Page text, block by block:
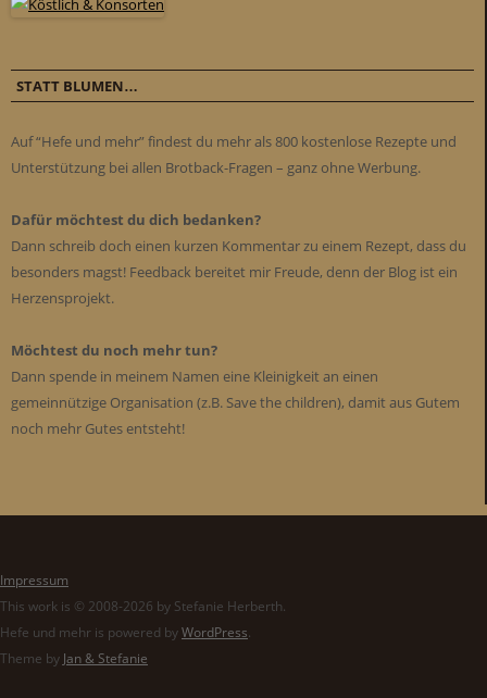
STATT BLUMEN…
Auf “Hefe und mehr” findest du mehr als 800 kostenlose Rezepte und
Unterstützung bei allen Brotback-Fragen – ganz ohne Werbung.
Dafür möchtest du dich bedanken?
Dann schreib doch einen kurzen Kommentar zu einem Rezept, dass du
besonders magst! Feedback bereitet mir Freude, denn der Blog ist ein
Herzensprojekt.
Möchtest du noch mehr tun?
Dann spende in meinem Namen eine Kleinigkeit an einen
gemeinnützige Organisation (z.B. Save the children), damit aus Gutem
noch mehr Gutes entsteht!
Impressum
This work is © 2008-2026 by Stefanie Herberth.
Hefe und mehr is powered byWordPress.
Theme by Jan & Stefanie